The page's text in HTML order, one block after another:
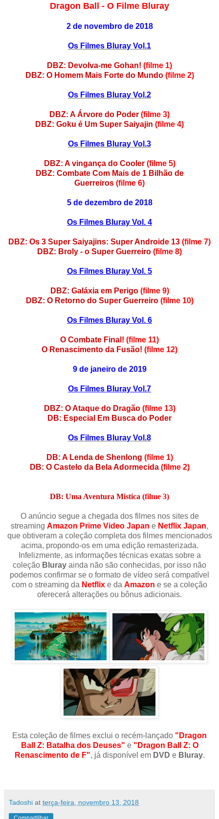
Dragon Ball - O Filme Bluray
2 de novembro de 2018
Os Filmes Bluray Vol.1
DBZ: Devolva-me Gohan! (filme 1)
DBZ: O Homem Mais Forte do Mundo (filme 2)
Os Filmes Bluray Vol.2
DBZ: A Árvore do Poder (filme 3)
DBZ: Goku é Um Super Saiyajin (filme 4)
Os Filmes Bluray Vol.3
DBZ: A vingança do Cooler (filme 5)
DBZ: Combate Com Mais de 1 Bilhão de
Guerreiros (filme 6)
5 de dezembro de 2018
Os Filmes Bluray Vol. 4
DBZ: Os 3 Super Saiyajins: Super Androide 13 (filme 7)
DBZ: Broly - o Super Guerreiro (filme 8)
Os Filmes Bluray Vol. 5
DBZ: Galáxia em Perigo (filme 9)
DBZ: O Retorno do Super Guerreiro (filme 10)
Os Filmes Bluray Vol. 6
O Combate Final! (filme 11)
O Renascimento da Fusão! (filme 12)
9 de janeiro de 2019
Os Filmes Bluray Vol.7
DBZ: O Ataque do Dragão (filme 13)
DB: Especial Em Busca do Poder
Os Filmes Bluray Vol.8
DB: A Lenda de Shenlong (filme 1)
DB: O Castelo da Bela Adormecida(filme 2)
DB: Uma Aventura Mistica (filme 3)
O anúncio segue a chegada dos filmes nos sites de
streaming Amazon Prime Video Japan e Netflix Japan,
que obtiveram a coleção completa dos filmes mencionados
acima, propondo-os em uma edição remasterizada.
Infelizmente, as informações técnicas exatas sobre a
coleção Bluray ainda não são conhecidas, por isso não
podemos confirmar se o formato de vídeo será compatível
com o streaming da Netflix e da Amazon e se a coleção
oferecerá alterações ou bônus adicionais.
Esta coleção de filmes exclui o recém-lançado "Dragon
Ball Z: Batalha dos Deuses" e "Dragon Ball Z: O
Renascimento de F", já disponível em DVD e Bluray.
Tadoshi at terça-feira, novembro 13, 2018